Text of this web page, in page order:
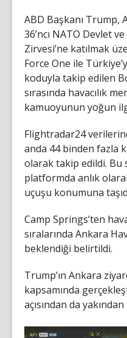
ABD Başkanı Trump,
36’ncı NATO Devlet
Zirvesi’ne katılmak
Force One ile
koduyla takip edilen
sırasında havacılık
kamuoyunun yoğun
Flightradar24
anda 44 binden fazla
olarak takip edildi. Bu
platformda anlık
uçuşu konumuna
Camp Springs’ten
sıralarında Ankara
beklendiği belirtildi.
Trump’ın Ankara
kapsamında
açısından da